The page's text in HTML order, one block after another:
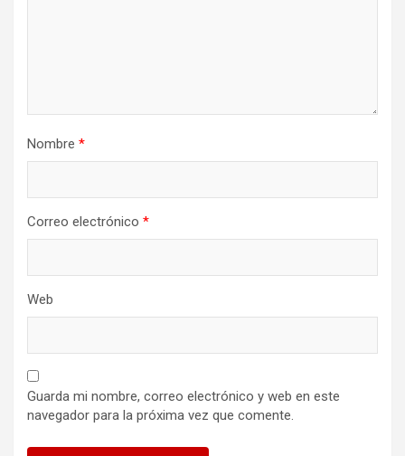
Nombre *
Correo electrónico *
Web
Guarda mi nombre, correo electrónico y web en este
navegador para la próxima vez que comente.